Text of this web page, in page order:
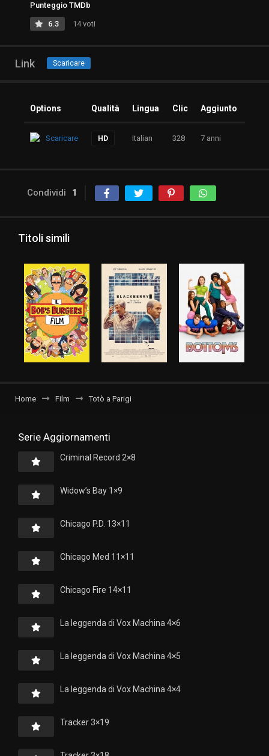
Punteggio TMDb
6.3 14 voti
Link Scaricare
Options Qualità Lingua Clic Aggiunto
Scaricare HD Italian 328 7 anni
Condividi 1
Titoli simili
Home Film Totò a Parigi
Serie Aggiornamenti
Criminal Record 2×8
Widow’s Bay 1×9
Chicago P.D. 13×11
Chicago Med 11×11
Chicago Fire 14×11
La leggenda di Vox Machina 4×6
La leggenda di Vox Machina 4×5
La leggenda di Vox Machina 4×4
Tracker 3×19